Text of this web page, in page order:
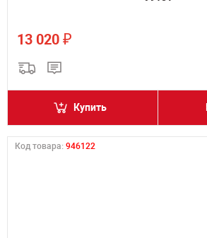
13 020 ₽
Купить
Код товара: 946122